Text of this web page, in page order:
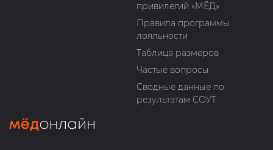
привилегий «МЁД»
Правила программы
лояльности
Таблица размеров
Частые вопросы
Сводные данные по
результатам СОУТ